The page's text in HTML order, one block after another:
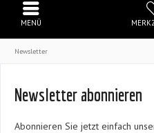
MENÜ
Newsletter
Newsletter abonnieren
Abonnieren Sie jetzt einfach